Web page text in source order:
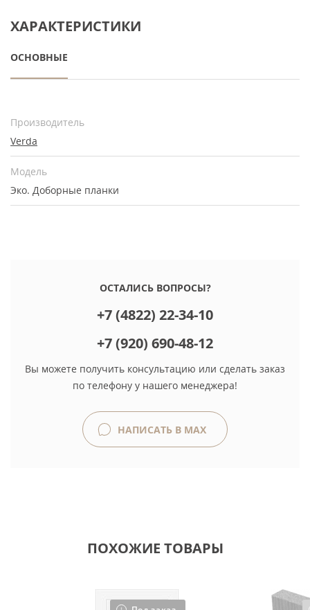
ХАРАКТЕРИСТИКИ
ОСНОВНЫЕ
Производитель
Verda
Модель
Эко. Доборные планки
ОСТАЛИСЬ ВОПРОСЫ?
+7 (4822) 22-34-10
+7 (920) 690-48-12
Вы можете получить консультацию или сделать заказ
по телефону у нашего менеджера!
НАПИСАТЬ В MAX
ПОХОЖИЕ ТОВАРЫ